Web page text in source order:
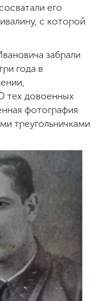
его
с которой
забрали
года в
тех довоенных
фотография
треугольничками